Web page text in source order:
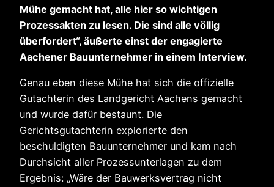
Mühe gemacht hat, alle hier so wichtigen
Prozessakten zu lesen. Die sind alle völlig
überfordert“, äußerte einst der engagierte
Aachener Bauunternehmer in einem Interview.
Genau eben diese Mühe hat sich die offizielle
Gutachterin des Landgericht Aachens gemacht
und wurde dafür bestaunt. Die
Gerichtsgutachterin explorierte den
beschuldigten Bauunternehmer und kam nach
Durchsicht aller Prozessunterlagen zu dem
Ergebnis: „Wäre der Bauwerksvertrag nicht